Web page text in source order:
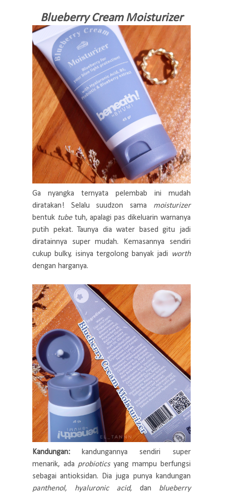
Blueberry Cream Moisturizer
Ga nyangka ternyata pelembab ini mudah
diratakan! Selalu suudzon sama moisturizer
bentuk tube tuh, apalagi pas dikeluarin warnanya
putih pekat. Taunya dia water based gitu jadi
diratainnya super mudah. Kemasannya sendiri
cukup bulky, isinya tergolong banyak jadi
worth
dengan harganya.
Kandungan: kandungannya sendiri super
menarik, ada probioticsyang mampu berfungsi
sebagai antioksidan. Dia juga punya kandungan
panthenol, hyaluronic acid, dan blueberry